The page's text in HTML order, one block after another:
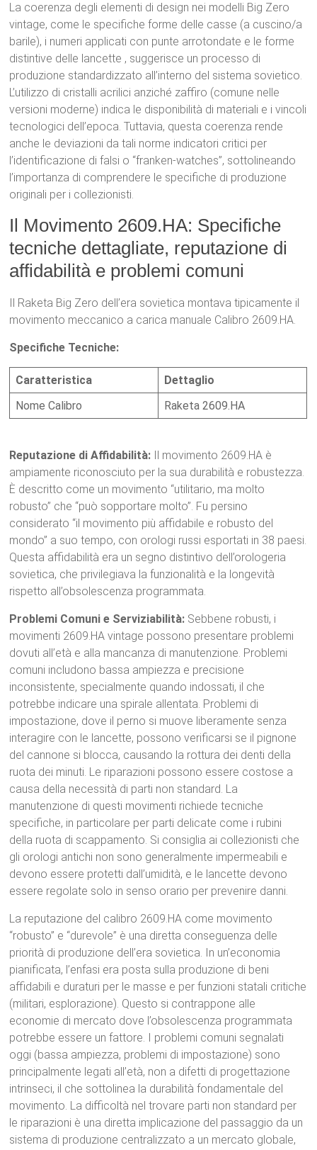
La coerenza degli elementi di design nei modelli Big Zero
vintage, come le specifiche forme delle casse (a cuscino/a
barile), i numeri applicati con punte arrotondate e le forme
distintive delle lancette , suggerisce un processo di
produzione standardizzato all’interno del sistema sovietico.
L’utilizzo di cristalli acrilici anziché zaffiro (comune nelle
versioni moderne) indica le disponibilità di materiali e i vincoli
tecnologici dell’epoca. Tuttavia, questa coerenza rende
anche le deviazioni da tali norme indicatori critici per
l’identificazione di falsi o “franken-watches”, sottolineando
l’importanza di comprendere le specifiche di produzione
originali per i collezionisti.
Il Movimento 2609.HA: Specifiche
tecniche dettagliate, reputazione di
affidabilità e problemi comuni
Il Raketa Big Zero dell’era sovietica montava tipicamente il
movimento meccanico a carica manuale Calibro 2609.HA.
Specifiche Tecniche:
Caratteristica
Dettaglio
Nome Calibro
Raketa 2609.HA
Reputazione di Affidabilità: Il movimento 2609.HA è
ampiamente riconosciuto per la sua durabilità e robustezza.
È descritto come un movimento “utilitario, ma molto
robusto” che “può sopportare molto”. Fu persino
considerato “il movimento più affidabile e robusto del
mondo” a suo tempo, con orologi russi esportati in 38 paesi.
Questa affidabilità era un segno distintivo dell’orologeria
sovietica, che privilegiava la funzionalità e la longevità
rispetto all’obsolescenza programmata.
Problemi Comuni e Serviziabilità: Sebbene robusti, i
movimenti 2609.HA vintage possono presentare problemi
dovuti all’età e alla mancanza di manutenzione. Problemi
comuni includono bassa ampiezza e precisione
inconsistente, specialmente quando indossati, il che
potrebbe indicare una spirale allentata. Problemi di
impostazione, dove il perno si muove liberamente senza
interagire con le lancette, possono verificarsi se il pignone
del cannone si blocca, causando la rottura dei denti della
ruota dei minuti. Le riparazioni possono essere costose a
causa della necessità di parti non standard. La
manutenzione di questi movimenti richiede tecniche
specifiche, in particolare per parti delicate come i rubini
della ruota di scappamento. Si consiglia ai collezionisti che
gli orologi antichi non sono generalmente impermeabili e
devono essere protetti dall’umidità, e le lancette devono
essere regolate solo in senso orario per prevenire danni.
La reputazione del calibro 2609.HA come movimento
“robusto” e “durevole” è una diretta conseguenza delle
priorità di produzione dell’era sovietica. In un’economia
pianificata, l’enfasi era posta sulla produzione di beni
affidabili e duraturi per le masse e per funzioni statali critiche
(militari, esplorazione). Questo si contrappone alle
economie di mercato dove l’obsolescenza programmata
potrebbe essere un fattore. I problemi comuni segnalati
oggi (bassa ampiezza, problemi di impostazione) sono
principalmente legati all’età, non a difetti di progettazione
intrinseci, il che sottolinea la durabilità fondamentale del
movimento. La difficoltà nel trovare parti non standard per
le riparazioni è una diretta implicazione del passaggio da un
sistema di produzione centralizzato a un mercato globale,